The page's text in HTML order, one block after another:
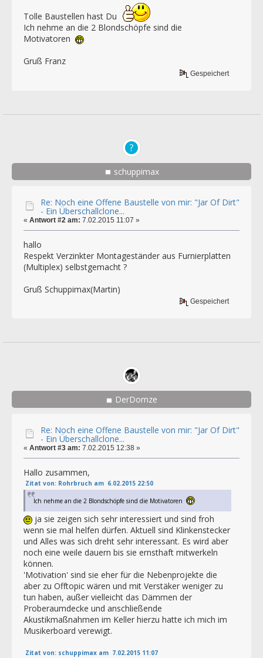
Tolle Baustellen hast Du
Ich nehme an die 2 Blondschöpfe sind die
Motivatoren
Gruß Franz
Gespeichert
schuppimax
Re: Noch eine Offene Baustelle von mir: "Jar Of Dirt"
- Ein Überschallclone...
« Antwort #2 am: 7.02.2015 11:07 »
hallo
Respekt Verzinkter Montageständer aus Furnierplatten
(Multiplex) selbstgemacht ?
Gruß Schuppimax(Martin)
Gespeichert
DerDomze
Re: Noch eine Offene Baustelle von mir: "Jar Of Dirt"
- Ein Überschallclone...
« Antwort #3 am: 7.02.2015 12:38 »
Hallo zusammen,
Zitat von: Rohrbruch am 6.02.2015 22:50
Ich nehme an die 2 Blondschöpfe sind die Motivatoren
ja sie zeigen sich sehr interessiert und sind froh
wenn sie mal helfen dürfen. Aktuell sind Klinkenstecker
und Alles was sich dreht sehr interessant. Es wird aber
noch eine weile dauern bis sie ernsthaft mitwerkeln
können.
'Motivation' sind sie eher für die Nebenprojekte die
aber zu Offtopic wären und mit Verstäker weniger zu
tun haben, außer vielleicht das Dämmen der
Proberaumdecke und anschließende
Akustikmaßnahmen im Keller hierzu hatte ich mich im
Musikerboard verewigt.
Zitat von: schuppimax am 7.02.2015 11:07